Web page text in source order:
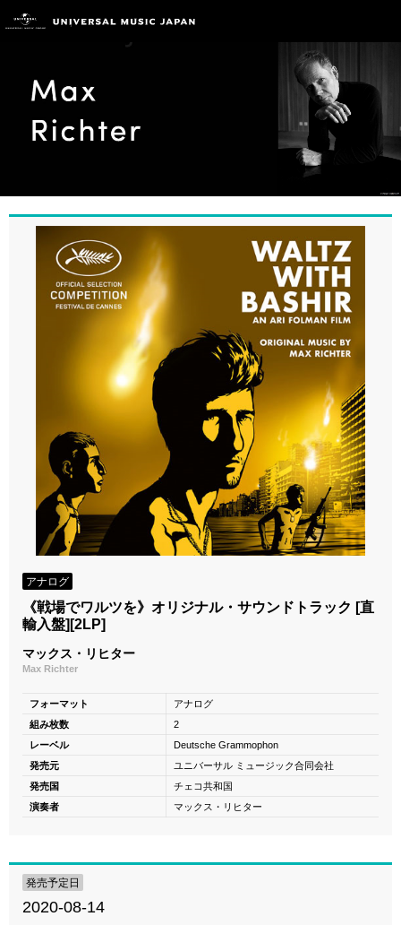
アナログ
《戦場でワルツを》オリジナル・サウンドトラック [直
輸入盤][2LP]
マックス・リヒター
Max Richter
フォーマット
アナログ
組み枚数
2
レーベル
Deutsche Grammophon
発売元
ユニバーサル ミュージック合同会社
発売国
チェコ共和国
演奏者
マックス・リヒター
発売予定日
2020-08-14